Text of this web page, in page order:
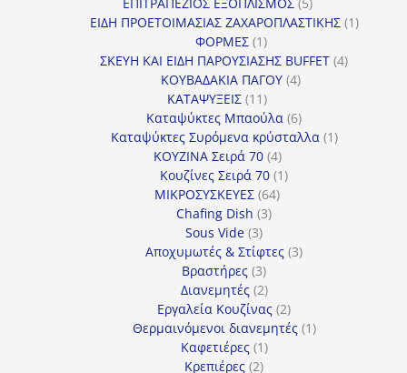
ΕΠΙΤΡΑΠΕΖΙΟΣ ΕΞΟΠΛΙΣΜΟΣ 5
προϊόντα
ΕΙΔΗ ΠΡΟΕΤΟΙΜΑΣΙΑΣ ΖΑΧΑΡΟΠΛΑΣΤΙΚΗΣ 11
ΦΟΡΜΕΣ 11
προϊόν
ΣΚΕΥΗ ΚΑΙ ΕΙΔΗ ΠΑΡΟΥΣΙΑΣΗΣ BUFFET 44
ΚΟΥΒΑΔΑΚΙΑ ΠΑΓΟΥ 44
ΚΑΤΑΨΥΞΕΙΣ 1111
προϊόντα
Καταψύκτες Μπαούλα 66
προϊόντα
Καταψύκτες Συρόμενα κρύσταλλα 11
ΚΟΥΖΙΝΑ Σειρά 70 44
προϊόντα
Κουζίνες Σειρά 70 11
ΜΙΚΡΟΣΥΣΚΕΥΕΣ 6464
Chafing Dish 33
Sous Vide 33
προϊόντα
Αποχυμωτές & Στίφτες 33
Βραστήρες 33
προϊόντα
Διανεμητές 22
προϊόντα
Εργαλεία Κουζίνας 22
προϊόντα
Θερμαινόμενοι διανεμητές 11
Καφετιέρες 11
προϊόν
Κρεπιέρες 22